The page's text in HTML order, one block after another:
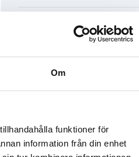
Om
funktioner för
information från din enhet